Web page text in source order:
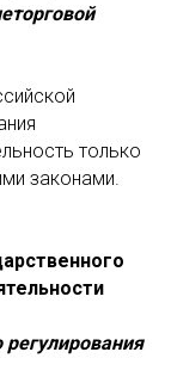
только
законами.